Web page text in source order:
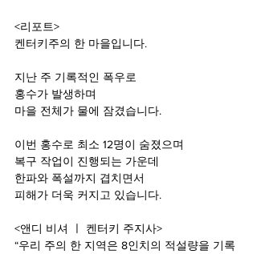
<리포트>
켄터키주의 한 마을입니다.
지난 주 기록적인 폭우로
홍수가 발생하며
마을 전체가 물에 잠겼습니다.
이번 홍수로 최소 12명이 숨졌으며
복구 작업이 진행되는 가운데
한파와 폭설까지 겹치면서
피해가 더욱 커지고 있습니다.
<앤디 비셔 ㅣ 켄터키 주지사>
“우리 주의 한 지역은 8인치의 적설량을 기록